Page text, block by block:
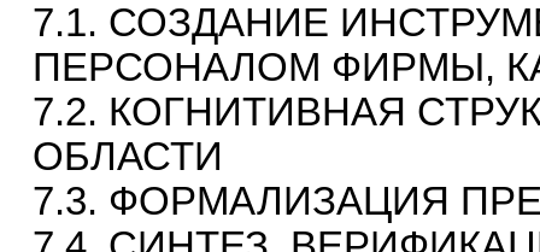
7.1. СОЗДАНИЕ
ПЕРСОНАЛОМ ФИРМЫ,
7.2. КОГНИТИВНАЯ
ОБЛАСТИ
7.3. ФОРМАЛИЗАЦИЯ